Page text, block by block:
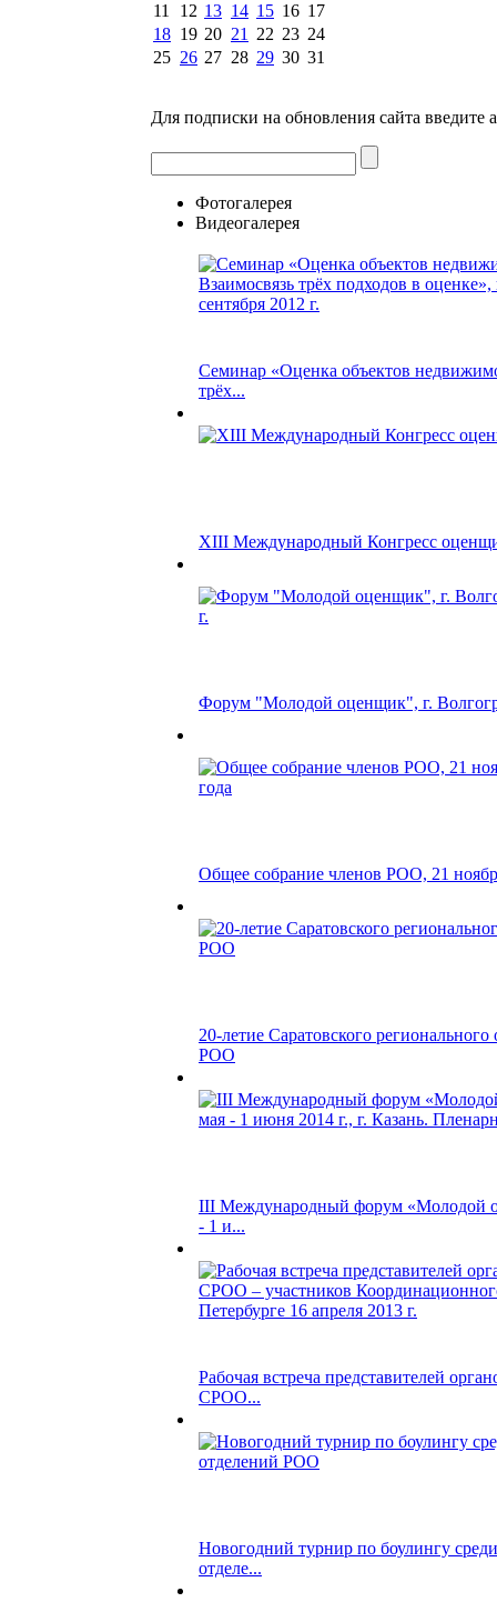
11
12 13 14 15 16 17
18 19 20 21 22 23 24
25 26 27 28 29 30 31
Для подписки на обновления сайта введите
Фотогалерея
Видеогалерея
Семинар «Оценка объектов
трёх...
XIII Международный Конгресс
Форум "Молодой оценщик", г.
Общее собрание членов РОО, 21
20-летие Саратовского регионального
РОО
III Международный форум «Молодой
- 1 и...
Рабочая встреча представителей
СРОО...
Новогодний турнир по боулингу
отделе...